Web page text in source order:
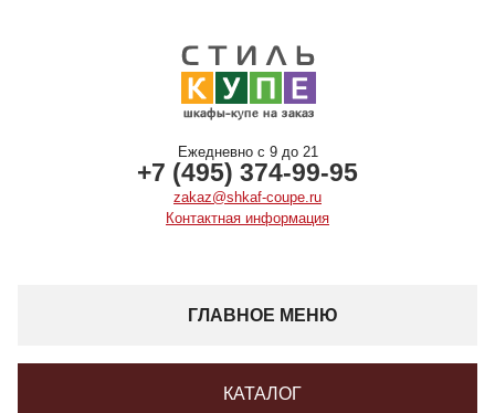
Ежедневно с 9 до 21
+7 (495) 374-99-95
zakaz@shkaf-coupe.ru
Контактная информация
ГЛАВНОЕ МЕНЮ
КАТАЛОГ